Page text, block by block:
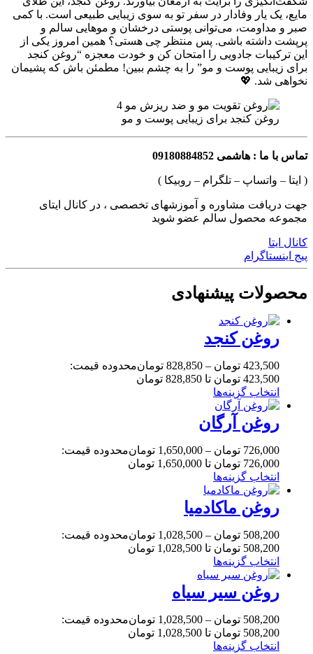
مایع، یک یار وفادار در سفر تو به سوی زیبایی طبیعی است. با کمی
صبر و مداومت، می‌توانی پوستی درخشان و موهایی سالم و
پرپشت داشته باشی. پس منتظر چی هستی؟ همین امروز یکی از
این ترکیبات جادویی را امتحان کن و خودت معجزه “روغن کنجد
برای زیبایی پوست و مو” را به چشم ببین! مطمئن باش که پشیمان
نخواهی شد. 💖
روغن کنجد برای زیبایی پوست و مو
تماس با ما : هاشمی 09180884852
( ایتا – واتساپ – تلگرام – روبیکا )
جهت دریافت مشاوره و آموزشهای تخصصی ، در کانال ایتای
مجموعه محصول سالم عضو شوید
کانال ایتا
پیج اینستاگرام
محصولات پیشنهادی
روغن کنجد
423,500 تومان –
828,850 تومانمحدوده قیمت:
423,500 تومان تا 828,850 تومان
انتخاب گزینه‌ها
روغن آرگان
726,000 تومان –
1,650,000 تومانمحدوده قیمت:
726,000 تومان تا 1,650,000 تومان
انتخاب گزینه‌ها
روغن ماکادمیا
508,200 تومان –
1,028,500 تومانمحدوده قیمت:
508,200 تومان تا 1,028,500 تومان
انتخاب گزینه‌ها
روغن سیر سیاه
508,200 تومان –
1,028,500 تومانمحدوده قیمت:
508,200 تومان تا 1,028,500 تومان
انتخاب گزینه‌ها